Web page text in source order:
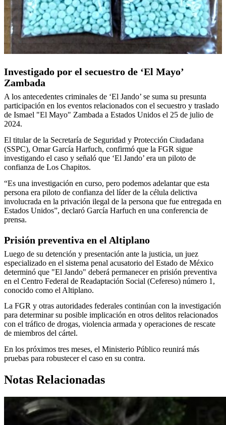
Investigado por el secuestro de ‘El Mayo’
Zambada
A los antecedentes criminales de ‘El Jando’ se suma su presunta
participación en los eventos relacionados con el secuestro y traslado
de Ismael "El Mayo" Zambada a Estados Unidos el 25 de julio de
2024.
El titular de la Secretaría de Seguridad y Protección Ciudadana
(SSPC), Omar García Harfuch, confirmó que la FGR sigue
investigando el caso y señaló que ‘El Jando’ era un piloto de
confianza de Los Chapitos.
“Es una investigación en curso, pero podemos adelantar que esta
persona era piloto de confianza del líder de la célula delictiva
involucrada en la privación ilegal de la persona que fue entregada en
Estados Unidos”, declaró García Harfuch en una conferencia de
prensa.
Prisión preventiva en el Altiplano
Luego de su detención y presentación ante la justicia, un juez
especializado en el sistema penal acusatorio del Estado de México
determinó que "El Jando" deberá permanecer en prisión preventiva
en el Centro Federal de Readaptación Social (Cefereso) número 1,
conocido como el Altiplano.
La FGR y otras autoridades federales continúan con la investigación
para determinar su posible implicación en otros delitos relacionados
con el tráfico de drogas, violencia armada y operaciones de rescate
de miembros del cártel.
En los próximos tres meses, el Ministerio Público reunirá más
pruebas para robustecer el caso en su contra.
Notas Relacionadas